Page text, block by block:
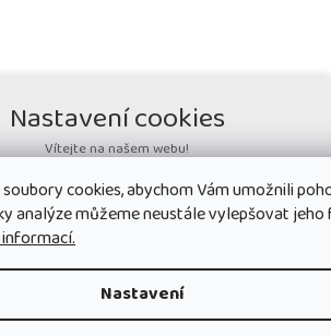
cookies, abychom Vám umožnili
analýze můžeme neustále vylepšovat jeho
Nastavení
Nastavení cookies
Vítejte na našem webu!
cookies a související technologie, aby
vašim potřebám a vy na webu nalezli
Soubory cookies používané na našem webu
zjišťování totožnosti uživatelů stránek